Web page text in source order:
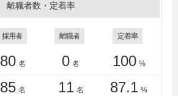
離職者数・定着率
採用者 離職者 定着率
80 名 0 名 100 %
85 名 11 名 87.1 %